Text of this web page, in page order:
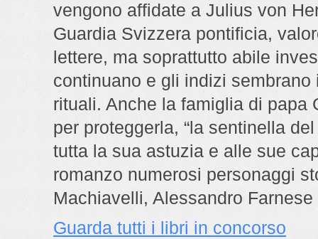
vengono affidate a Julius von
Guardia Svizzera pontificia,
lettere, ma soprattutto abile
continuano e gli indizi
rituali. Anche la famiglia di papa
per proteggerla, “la sentinella
tutta la sua astuzia e alle sue
romanzo numerosi personaggi
Machiavelli, Alessandro
Guarda tutti i libri in concorso